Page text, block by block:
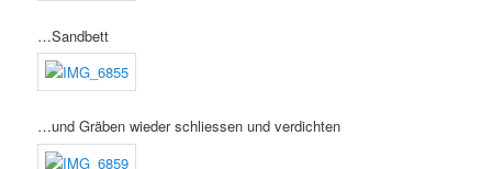
…Sandbett
…und Gräben wieder schliessen und verdichten